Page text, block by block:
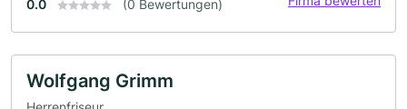
0.0 (0 Bewertungen)
Wolfgang Grimm